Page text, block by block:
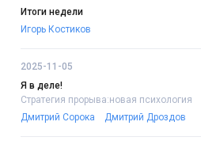
Итоги недели
Игорь Костиков
2025-11-05
Я в деле!
Стратегия прорыва:новая психология
Дмитрий Сорока
Дмитрий Дроздов